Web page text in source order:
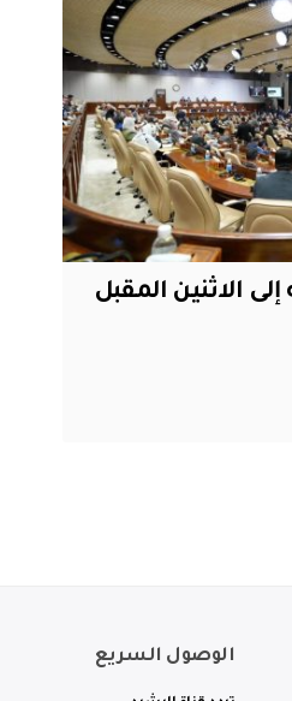
الاثنين المقبل
الوصول السريع